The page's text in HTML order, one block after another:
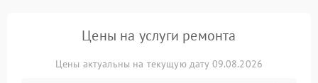
Цены на услуги ремонта
Цены актуальны на текущую дату 09.08.2026